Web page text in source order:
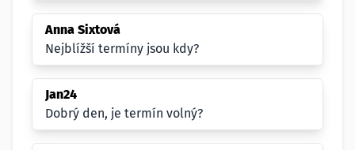
Anna Sixtová
Nejblížší termíny jsou kdy?
Jan24
Dobrý den, je termín volný?